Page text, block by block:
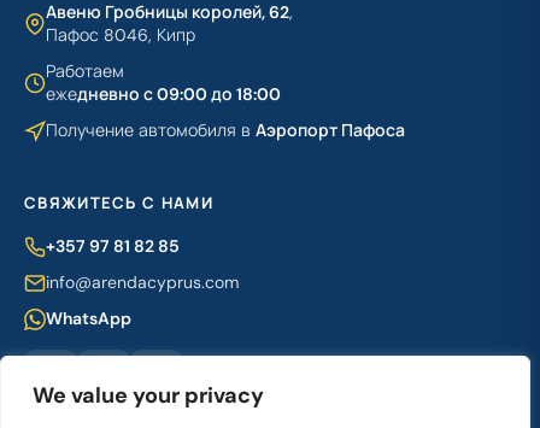
We value your privacy
Авеню Гробницы королей, 62,
Пафос 8046, Кипр
Работаем
ежедневно с 09:00 до 18:00
Получение автомобиля в Аэропорт Пафоса
СВЯЖИТЕСЬ С НАМИ
+357 97 81 82 85
info@arendacyprus.com
WhatsApp